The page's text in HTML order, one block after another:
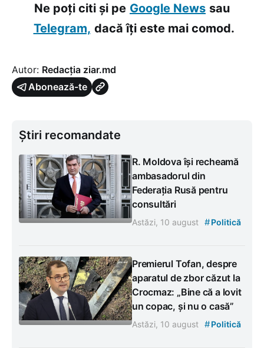
Ne poți citi și pe Google News sau
Telegram, dacă îți este mai comod.
Autor: Redacția ziar.md
Abonează-te
Știri recomandate
R. Moldova își recheamă
ambasadorul din
Federația Rusă pentru
consultări
Astăzi, 10 august #Politică
Premierul Tofan, despre
aparatul de zbor căzut la
Crocmaz: „Bine că a lovit
un copac, și nu o casă”
Astăzi, 10 august #Politică